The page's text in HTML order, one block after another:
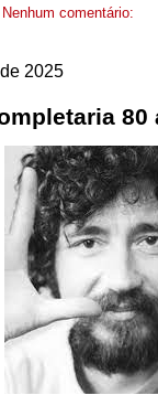
Nenhum comentário:
2025
80